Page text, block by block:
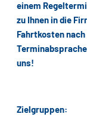
einem
zu Ihnen in die
Fahrtkosten
uns!
Zielgruppen: